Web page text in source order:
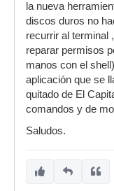
la nueva
discos duros no
recurrir al terminal
reparar permisos
manos con el
aplicación que se
quitado de El
comandos y de
Saludos.